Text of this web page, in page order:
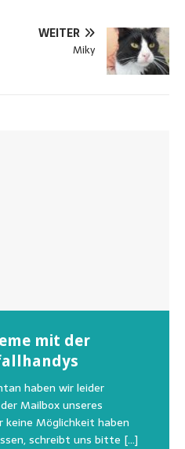
WEITER
Miky
mit der
haben wir leider
Mailbox unseres
Möglichkeit haben
schreibt uns bitte […]
wir darauf hin, dass die
natürlich, wie auch in
noch für alle verwaisten
im Tierheim
am Tag vom
zum Schutz unserer Tiere
Hunde erleben einen
[…]
Fellnasen
liebe Anfragen, wie man
kann. Natürlich ziehen
uns so richtig in die Knie